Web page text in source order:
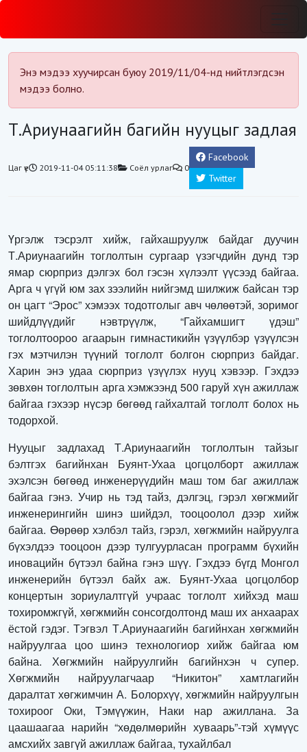
Энэ мэдээ хуучирсан буюу 2019/11/04-нд нийтлэгдсэн
мэдээ болно.
Т.Ариунаагийн багийн нууцыг задлая
Цаг үе 2019-11-04 05:11:38 Соёл урлаг 0
Facebook
Twitter
Үргэлж тэсрэлт хийж, гайхашруулж байдаг дуучин
Т.Ариунаагийн тоглолтын сургаар үзэгчдийн дунд тэр
ямар сюрприз дэлгэх бол гэсэн хүлээлт үүсээд байгаа.
Арга ч үгүй юм зах зээлийн нийгэмд шилжиж байсан тэр
он цагт “Эрос” хэмээх тодотголыг авч чөлөөтэй, зоримог
шийдлүүдийг нэвтрүүлж, “Гайхамшигт үдэш”
тоглолтоороо агаарын гимнастикийн үзүүлбэр үзүүлсэн
гэх мэтчилэн түүний тоглолт болгон сюрприз байдаг.
Харин энэ удаа сюрприз үзүүлэх нууц хэвээр. Гэхдээ
зөвхөн тоглолтын арга хэмжээнд 500 гаруй хүн ажиллаж
байгаа гэхээр нүсэр бөгөөд гайхалтай тоглолт болох нь
тодорхой.
Нууцыг задлахад Т.Ариунаагийн тоглолтын тайзыг
бэлтгэх багийнхан Буянт-Ухаа цогцолборт ажиллаж
эхэлсэн бөгөөд инженерүүдийн маш том баг ажиллаж
байгаа гэнэ. Учир нь тэд тайз, дэлгэц, гэрэл хөгжмийг
инженерингийн шинэ шийдэл, тооцоолол дээр хийж
байгаа. Өөрөөр хэлбэл тайз, гэрэл, хөгжмийн найруулга
бүхэлдээ тооцоон дээр тулгуурласан программ бүхийн
иновацийн бүтээл байна гэнэ шүү. Гэхдээ бүгд Монгол
инженерийн бүтээл байх аж. Буянт-Ухаа цогцолбор
концертын зориулалтгүй учраас тоглолт хийхэд маш
тохиромжгүй, хөгжмийн сонсогдолтонд маш их анхаарах
ёстой гэдэг. Тэгвэл Т.Ариунаагийн багийнхан хөгжмийн
найруулгаа цоо шинэ технологиор хийж байгаа юм
байна. Хөгжмийн найруулгийн багийнхэн ч супер.
Хөгжмийн найруулагчаар “Никитон” хамтлагийн
даралтат хөгжимчин А. Болорхүү, хөгжмийн найруулгын
тохироог Оки, Тэмүүжин, Наки нар ажиллана. За
цаашаагаа нарийн “хөдөлмөрийн хуваарь”-тэй хүмүүс
амсхийх завгүй ажиллаж байгаа, тухайлбал